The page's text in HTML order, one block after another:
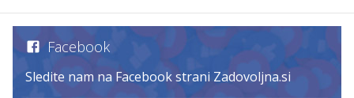
Facebook
Sledite nam na Facebook strani Zadovoljna.si